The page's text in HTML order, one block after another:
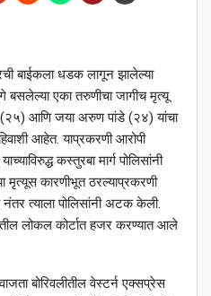
बाईकला धडक लागून झालेल्या
बसलेल्या एका तरुणीचा जागीच मृत्यू
(२५) आणि जया अरुण पांडे (२४) यांचा
आहेत. याप्रकरणी आरोपी
कस्तुरबा मार्ग पोलिसांनी
मृत्यूस कारणीभूत ठरल्याप्रकरणी
त्याला पोलिसांनी अटक केली.
लोकल कोर्टात हजर करण्यात आले
बोरिवलीतील वेस्टर्न एक्सप्रेस